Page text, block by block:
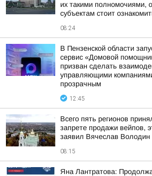
их такими полномочиями,
субъектам стоит
08:24
В Пензенской области
сервис «Домовой
призван сделать
управляющими
прозрачным
12:45
Всего пять регионов
запрете продажи вейпов,
заявил Вячеслав Володин
08:15
Яна Лантратова: